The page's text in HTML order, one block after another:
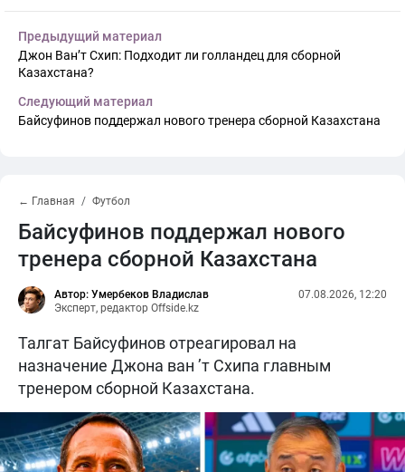
Предыдущий материал
Джон Ван’т Схип: Подходит ли голландец для сборной
Казахстана?
Следующий материал
Байсуфинов поддержал нового тренера сборной Казахстана
← Главная Футбол
Байсуфинов поддержал нового
тренера сборной Казахстана
Автор: Умербеков Владислав
Эксперт, редактор Offside.kz
07.08.2026, 12:20
Талгат Байсуфинов отреагировал на
назначение Джона ван ’т Схипа главным
тренером сборной Казахстана.